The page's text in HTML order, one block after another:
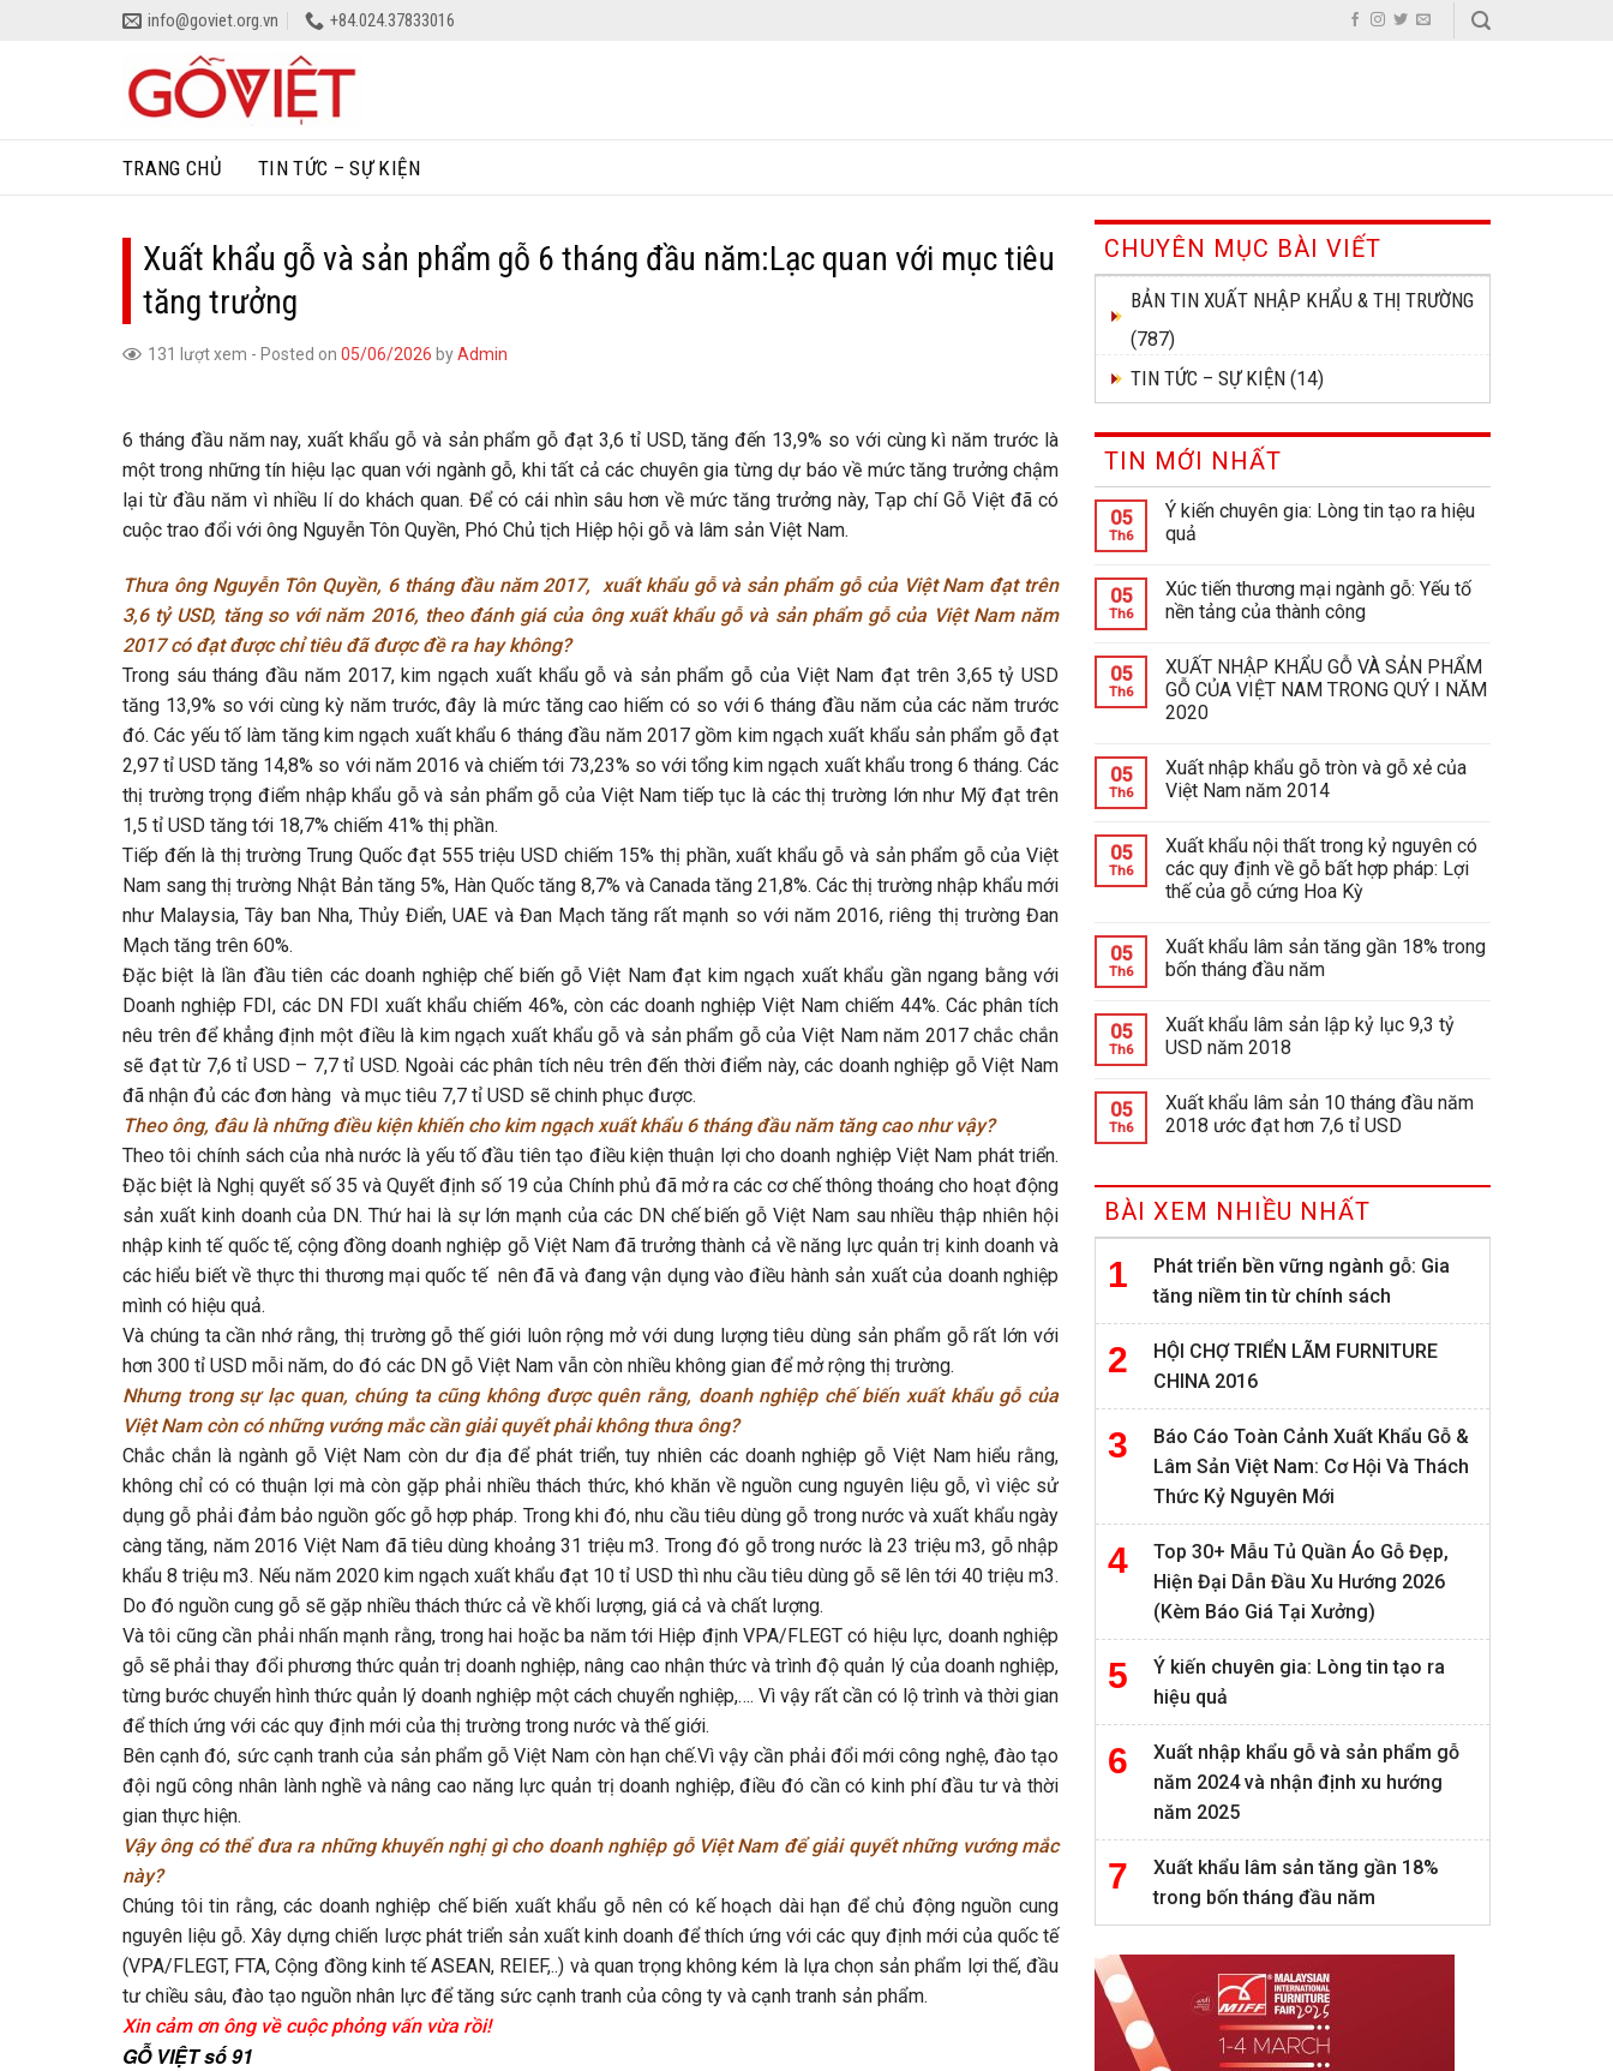
info@goviet.org.vn +84.024.37833016
TRANG CHỦ TIN TỨC – SỰ KIỆN
Xuất khẩu gỗ và sản phẩm gỗ 6 tháng đầu năm:Lạc quan với mục tiêu
tăng trưởng
131 lượt xem - Posted on 05/06/2026 byAdmin
6 tháng đầu năm nay, xuất khẩu gỗ và sản phẩm gỗ đạt 3,6 tỉ USD, tăng đến 13,9% so với cùng kì năm trước là
một trong những tín hiệu lạc quan với ngành gỗ, khi tất cả các chuyên gia từng dự báo về mức tăng trưởng chậm
lại từ đầu năm vì nhiều lí do khách quan. Để có cái nhìn sâu hơn về mức tăng trưởng này, Tạp chí Gỗ Việt đã có
cuộc trao đổi với ông Nguyễn Tôn Quyền, Phó Chủ tịch Hiệp hội gỗ và lâm sản Việt Nam.
Thưa ông Nguyễn Tôn Quyền, 6 tháng đầu năm 2017, xuất khẩu gỗ và sản phẩm gỗ của Việt Nam đạt trên
3,6 tỷ USD, tăng so với năm 2016, theo đánh giá của ông xuất khẩu gỗ và sản phẩm gỗ của Việt Nam năm
2017 có đạt được chỉ tiêu đã được đề ra hay không?
Trong sáu tháng đầu năm 2017, kim ngạch xuất khẩu gỗ và sản phẩm gỗ của Việt Nam đạt trên 3,65 tỷ USD
tăng 13,9% so với cùng kỳ năm trước, đây là mức tăng cao hiếm có so với 6 tháng đầu năm của các năm trước
đó. Các yếu tố làm tăng kim ngạch xuất khẩu 6 tháng đầu năm 2017 gồm kim ngạch xuất khẩu sản phẩm gỗ đạt
2,97 tỉ USD tăng 14,8% so với năm 2016 và chiếm tới 73,23% so với tổng kim ngạch xuất khẩu trong 6 tháng. Các
thị trường trọng điểm nhập khẩu gỗ và sản phẩm gỗ của Việt Nam tiếp tục là các thị trường lớn như Mỹ đạt trên
1,5 tỉ USD tăng tới 18,7% chiếm 41% thị phần.
Tiếp đến là thị trường Trung Quốc đạt 555 triệu USD chiếm 15% thị phần, xuất khẩu gỗ và sản phẩm gỗ của Việt
Nam sang thị trường Nhật Bản tăng 5%, Hàn Quốc tăng 8,7% và Canada tăng 21,8%. Các thị trường nhập khẩu mới
như Malaysia, Tây ban Nha, Thủy Điển, UAE và Đan Mạch tăng rất mạnh so với năm 2016, riêng thị trường Đan
Mạch tăng trên 60%.
Đặc biệt là lần đầu tiên các doanh nghiệp chế biến gỗ Việt Nam đạt kim ngạch xuất khẩu gần ngang bằng với
Doanh nghiệp FDI, các DN FDI xuất khẩu chiếm 46%, còn các doanh nghiệp Việt Nam chiếm 44%. Các phân tích
nêu trên để khẳng định một điều là kim ngạch xuất khẩu gỗ và sản phẩm gỗ của Việt Nam năm 2017 chắc chắn
sẽ đạt từ 7,6 tỉ USD – 7,7 tỉ USD. Ngoài các phân tích nêu trên đến thời điểm này, các doanh nghiệp gỗ Việt Nam
đã nhận đủ các đơn hàng và mục tiêu 7,7 tỉ USD sẽ chinh phục được.
Theo ông, đâu là những điều kiện khiến cho kim ngạch xuất khẩu 6 tháng đầu năm tăng cao như vậy?
Theo tôi chính sách của nhà nước là yếu tố đầu tiên tạo điều kiện thuận lợi cho doanh nghiệp Việt Nam phát triển.
Đặc biệt là Nghị quyết số 35 và Quyết định số 19 của Chính phủ đã mở ra các cơ chế thông thoáng cho hoạt động
sản xuất kinh doanh của DN. Thứ hai là sự lớn mạnh của các DN chế biến gỗ Việt Nam sau nhiều thập nhiên hội
nhập kinh tế quốc tế, cộng đồng doanh nghiệp gỗ Việt Nam đã trưởng thành cả về năng lực quản trị kinh doanh và
các hiểu biết về thực thi thương mại quốc tế nên đã và đang vận dụng vào điều hành sản xuất của doanh nghiệp
mình có hiệu quả.
Và chúng ta cần nhớ rằng, thị trường gỗ thế giới luôn rộng mở với dung lượng tiêu dùng sản phẩm gỗ rất lớn với
hơn 300 tỉ USD mỗi năm, do đó các DN gỗ Việt Nam vẫn còn nhiều không gian để mở rộng thị trường.
Nhưng trong sự lạc quan, chúng ta cũng không được quên rằng, doanh nghiệp chế biến xuất khẩu gỗ của
Việt Nam còn có những vướng mắc cần giải quyết phải không thưa ông? ​
Chắc chắn là ngành gỗ Việt Nam còn dư địa để phát triển, tuy nhiên các doanh nghiệp gỗ Việt Nam hiểu rằng,
không chỉ có có thuận lợi mà còn gặp phải nhiều thách thức, khó khăn về nguồn cung nguyên liệu gỗ, vì việc sử
dụng gỗ phải đảm bảo nguồn gốc gỗ hợp pháp. Trong khi đó, nhu cầu tiêu dùng gỗ trong nước và xuất khẩu ngày
càng tăng, năm 2016 Việt Nam đã tiêu dùng khoảng 31 triệu m3. Trong đó gỗ trong nước là 23 triệu m3, gỗ nhập
khẩu 8 triệu m3. Nếu năm 2020 kim ngạch xuất khẩu đạt 10 tỉ USD thì nhu cầu tiêu dùng gỗ sẽ lên tới 40 triệu m3.
Do đó nguồn cung gỗ sẽ gặp nhiều thách thức cả về khối lượng, giá cả và chất lượng.
Và tôi cũng cần phải nhấn mạnh rằng, trong hai hoặc ba năm tới Hiệp định VPA/FLEGT có hiệu lực, doanh nghiệp
gỗ sẽ phải thay đổi phương thức quản trị doanh nghiệp, nâng cao nhận thức và trình độ quản lý của doanh nghiệp,
từng bước chuyển hình thức quản lý doanh nghiệp một cách chuyển nghiệp,…. Vì vậy rất cần có lộ trình và thời gian
để thích ứng với các quy định mới của thị trường trong nước và thế giới.
Bên cạnh đó, sức cạnh tranh của sản phẩm gỗ Việt Nam còn hạn chế.Vì vậy cần phải đổi mới công nghệ, đào tạo
đội ngũ công nhân lành nghề và nâng cao năng lực quản trị doanh nghiệp, điều đó cần có kinh phí đầu tư và thời
gian thực hiện.
Vậy ông có thể đưa ra những khuyến nghị gì cho doanh nghiệp gỗ Việt Nam để giải quyết những vướng mắc
này? ​
Chúng tôi tin rằng, các doanh nghiệp chế biến xuất khẩu gỗ nên có kế hoạch dài hạn để chủ động nguồn cung
nguyên liệu gỗ. Xây dựng chiến lược phát triển sản xuất kinh doanh để thích ứng với các quy định mới của quốc tế
(VPA/FLEGT, FTA, Cộng đồng kinh tế ASEAN, REIEF,..) và quan trọng không kém là lựa chọn sản phẩm lợi thế, đầu
tư chiều sâu, đào tạo nguồn nhân lực để tăng sức cạnh tranh của công ty và cạnh tranh sản phẩm.
Xin cảm ơn ông về cuộc phỏng vấn vừa rồi!
GỖ VIỆT số 91
CHUYÊN MỤC BÀI VIẾT
BẢN TIN XUẤT NHẬP KHẨU & THỊ TRƯỜNG
(787)
TIN TỨC – SỰ KIỆN (14)
TIN MỚI NHẤT
05
Th6
Ý kiến chuyên gia: Lòng tin tạo ra hiệu
quả
05
Th6
Xúc tiến thương mại ngành gỗ: Yếu tố
nền tảng của thành công
05
Th6
XUẤT NHẬP KHẨU GỖ VÀ SẢN PHẨM
GỖ CỦA VIỆT NAM TRONG QUÝ I NĂM
2020
05
Th6
Xuất nhập khẩu gỗ tròn và gỗ xẻ của
Việt Nam năm 2014
05
Th6
Xuất khẩu nội thất trong kỷ nguyên có
các quy định về gỗ bất hợp pháp: Lợi
thế của gỗ cứng Hoa Kỳ
05
Th6
Xuất khẩu lâm sản tăng gần 18% trong
bốn tháng đầu năm
05
Th6
Xuất khẩu lâm sản lập kỷ lục 9,3 tỷ
USD năm 2018
05
Th6
Xuất khẩu lâm sản 10 tháng đầu năm
2018 ước đạt hơn 7,6 tỉ USD
BÀI XEM NHIỀU NHẤT
Phát triển bền vững ngành gỗ: Gia
tăng niềm tin từ chính sách
HỘI CHỢ TRIỂN LÃM FURNITURE
CHINA 2016
Báo Cáo Toàn Cảnh Xuất Khẩu Gỗ &
Lâm Sản Việt Nam: Cơ Hội Và Thách
Thức Kỷ Nguyên Mới
Top 30+ Mẫu Tủ Quần Áo Gỗ Đẹp,
Hiện Đại Dẫn Đầu Xu Hướng 2026
(Kèm Báo Giá Tại Xưởng)
Ý kiến chuyên gia: Lòng tin tạo ra
hiệu quả
Xuất nhập khẩu gỗ và sản phẩm gỗ
năm 2024 và nhận định xu hướng
năm 2025
Xuất khẩu lâm sản tăng gần 18%
trong bốn tháng đầu năm